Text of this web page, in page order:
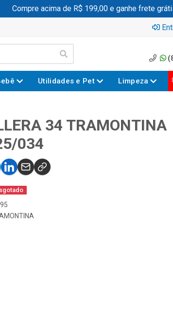
Compre acima de R$ 199,00 e ganhe frete
Utilidades e Pet Limpeza
34 TRAMONTINA
034